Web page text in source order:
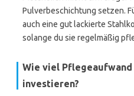
Pulverbeschichtung setzen.
auch eine gut lackierte
solange du sie regelmäßig
Wie viel
investieren?